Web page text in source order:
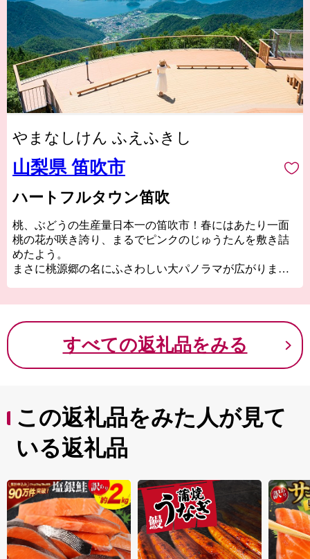
やまなしけん ふえふきし
山梨県 笛吹市
ハートフルタウン笛吹
桃、ぶどうの生産量日本一の笛吹市！春にはあたり一面
桃の花が咲き誇り、まるでピンクのじゅうたんを敷き詰
めたよう。
まさに桃源郷の名にふさわしい大パノラマが広がりま
インマスカットです。その他、一年を通じて笛吹市の魅
力ある返礼品をご用意しております！！
すべての返礼品をみる
この返礼品をみた人が見て
いる返礼品